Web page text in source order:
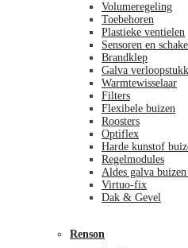
Volumeregeling
Toebehoren
Plastieke ventielen
Sensoren en
Brandklep
Galva
Warmtewisselaar
Filters
Flexibele buizen
Roosters
Optiflex
Harde kunstof
Regelmodules
Aldes galva
Virtuo-fix
Dak & Gevel
Renson